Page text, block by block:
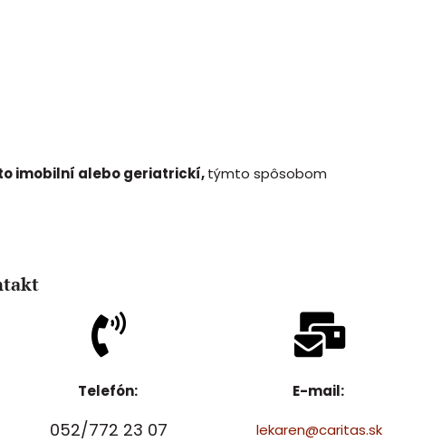
imobilní alebo geriatrickí,týmto spôsobom
Telefón:
052/772 23 07
E-mail:
lekaren@caritas.sk